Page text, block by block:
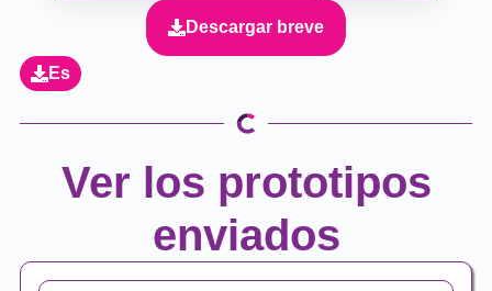
Descargar breve
Es
Ver los prototipos
enviados